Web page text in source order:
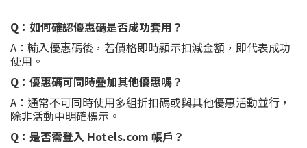
Q：如何確認優惠碼是否成功套用？
A：輸入優惠碼後，若價格即時顯示扣減金額，即代表成功
使用。
Q：優惠碼可同時疊加其他優惠嗎？
A：通常不可同時使用多組折扣碼或與其他優惠活動並行，
除非活動中明確標示。
Q：是否需登入 Hotels.com 帳戶？